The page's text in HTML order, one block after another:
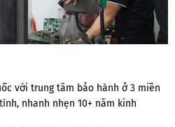
với trung tâm bảo hành ở 3 miền
nhanh nhẹn 10+ năm kinh